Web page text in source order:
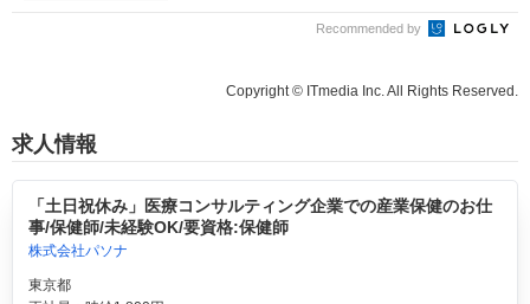
Recommended by
Copyright © ITmedia Inc. All Rights Reserved.
求人情報
「土日祝休み」医療コンサルティング企業での産業保健のお仕
事/保健師/未経験OK/要資格:保健師
株式会社パソナ
東京都